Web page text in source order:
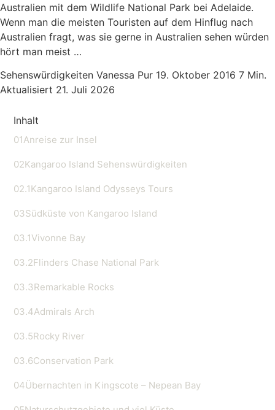
Australien mit dem Wildlife National Park bei Adelaide.
Wenn man die meisten Touristen auf dem Hinflug nach
Australien fragt, was sie gerne in Australien sehen würden
hört man meist …
Sehenswürdigkeiten Vanessa Pur 19. Oktober 2016 7 Min.
Aktualisiert 21. Juli 2026
Inhalt
01Anreise zur Insel
02Kangaroo Island Sehenswürdigkeiten
02.1Kangaroo Island Odysseys Tours
03Südküste von Kangaroo Island
03.1Vivonne Bay
03.2Flinders Chase National Park
03.3Remarkable Rocks
03.4Admirals Arch
03.5Rocky River
03.6Conservation Park
04Übernachten in Kingscote – Nepean Bay